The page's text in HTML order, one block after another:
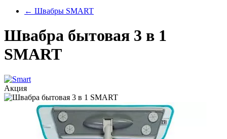
← Швабры SMART
Швабра бытовая 3 в 1
SMART
Акция